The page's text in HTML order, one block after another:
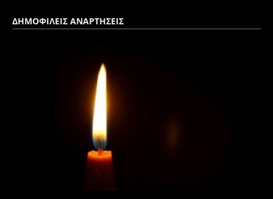
ΔΗΜΟΦΙΛΕΙΣ ΑΝΑΡΤΗΣΕΙΣ